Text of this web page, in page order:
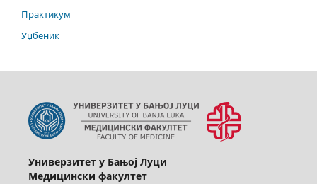
Практикум
Уџбеник
Универзитет у Бањој Луци
Медицински факултет